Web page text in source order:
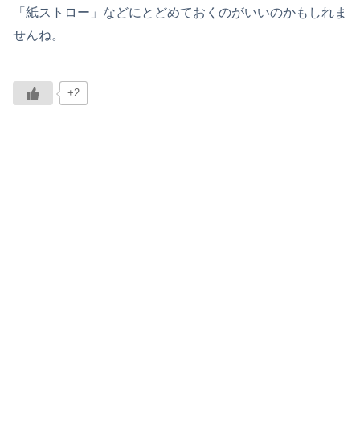
「紙ストロー」などにとどめておくのがいいのかもしれま
せんね。
+2